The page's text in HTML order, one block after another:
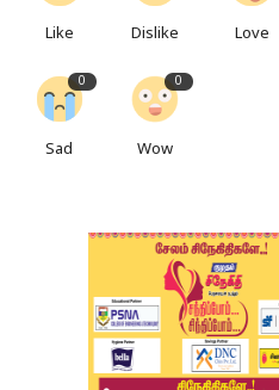
Like Dislike Love
0
Sad
0
Wow